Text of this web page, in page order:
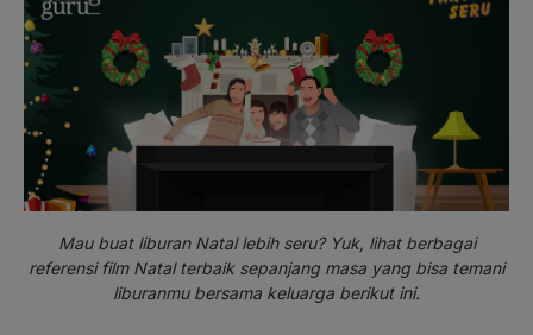
Mau buat liburan Natal lebih seru? Yuk, lihat berbagai
referensi film Natal terbaik sepanjang masa yang bisa temani
liburanmu bersama keluarga berikut ini.